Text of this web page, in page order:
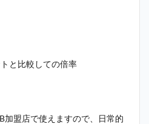
と比較しての倍率
加盟店で使えますので、日常的